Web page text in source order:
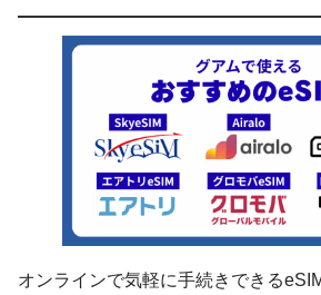
オンラインで気軽に手続きできる